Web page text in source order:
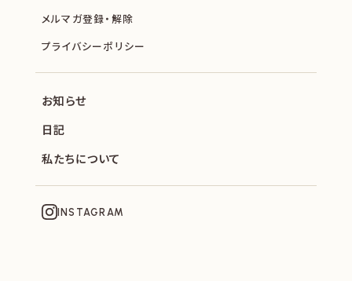
メルマガ登録・解除
プライバシーポリシー
お知らせ
日記
私たちについて
INSTAGRAM